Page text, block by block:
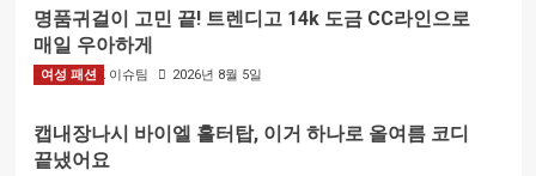
명품귀걸이 고민 끝! 트렌디고 14k 도금 CC라인으로
매일 우아하게
BIZMARK 이슈팀 2026년 8월 5일
여성 패션
캡내장나시 바이엘 홀터탑, 이거 하나로 올여름 코디
끝냈어요